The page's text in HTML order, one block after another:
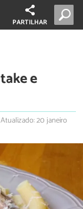
PARTILHAR
e
Atualizado: 20 janeiro